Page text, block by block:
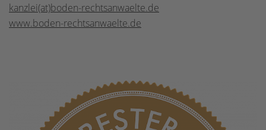
kanzlei(at)boden-rechtsanwaelte.de
www.boden-rechtsanwaelte.de